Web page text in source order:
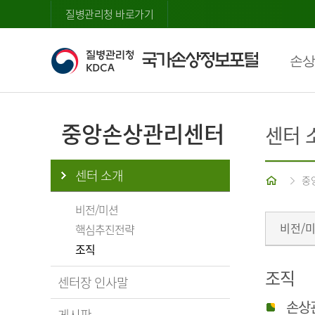
질병관리청 바로가기
손
중앙손상관리센터
센터 소개
비전/미션
핵심추진전략
조직
센터장 인사말
센터
중
비전/
조직
손상